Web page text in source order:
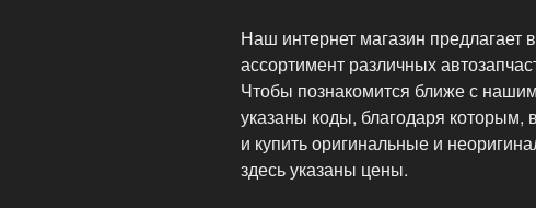
Наш интернет магазин
ассортимент различных
Чтобы познакомится ближе с
указаны коды, благодаря которым,
и купить оригинальные и
здесь указаны цены.